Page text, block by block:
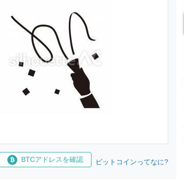
BTCアドレスを確認 ビットコインってなに?